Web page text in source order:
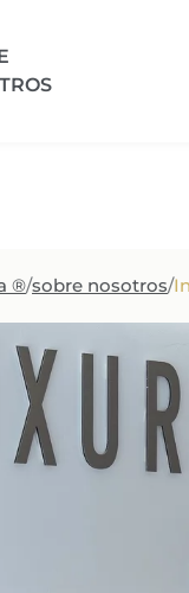
®/sobre nosotros/